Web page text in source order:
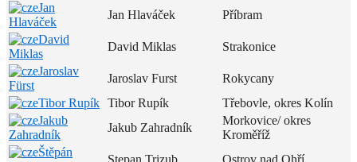
Jan
Hlaváček
Jan Hlaváček
Příbram
David
Miklas
David Miklas
Strakonice
Jaroslav
Fürst
Jaroslav Furst
Rokycany
Tibor Rupík Tibor Rupík
Třebovle, okres Kolín
Jakub
Zahradník
Jakub Zahradník
Morkovice/ okres
Kroměříž
Štěpán